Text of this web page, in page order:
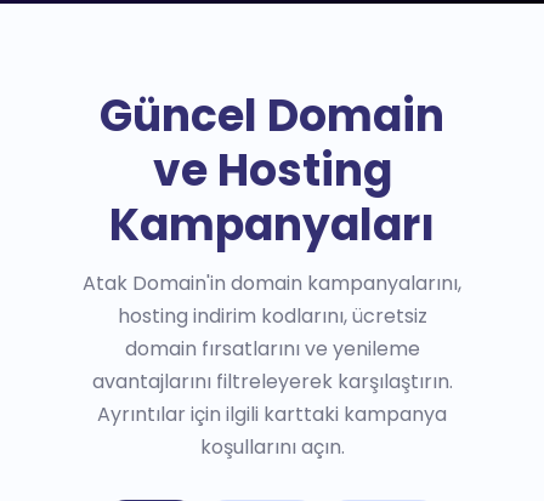
Güncel Domain
ve Hosting
Kampanyaları
Atak Domain'in domain kampanyalarını,
hosting indirim kodlarını, ücretsiz
domain fırsatlarını ve yenileme
avantajlarını filtreleyerek karşılaştırın.
Ayrıntılar için ilgili karttaki kampanya
koşullarını açın.